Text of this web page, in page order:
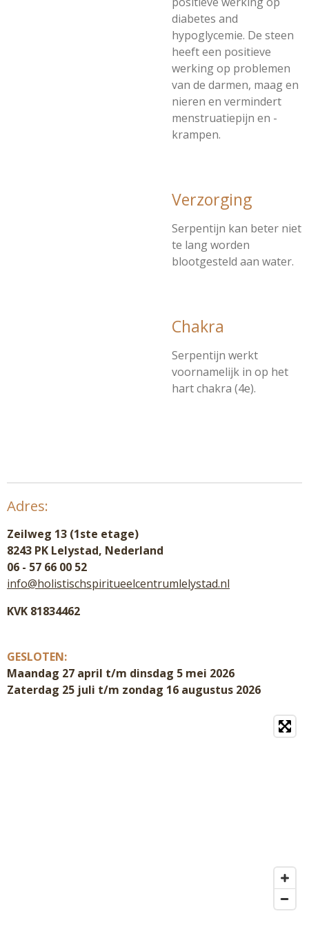
diabetes and
hypoglycemie. De steen
heeft een positieve
werking op problemen
van de darmen, maag en
nieren en vermindert
menstruatiepijn en -
krampen.
Verzorging
Serpentijn kan beter niet
te lang worden
blootgesteld aan water.
Chakra
Serpentijn werkt
voornamelijk in op het
hart chakra (4e).
Adres:
Zeilweg 13 (1ste etage)
8243 PK Lelystad, Nederland
06 - 57 66 00 52
info@holistischspiritueelcentrumlelystad.nl
KVK 81834462
GESLOTEN:
Maandag 27 april t/m dinsdag 5 mei 2026
Zaterdag 25 juli t/m zondag 16 augustus 2026